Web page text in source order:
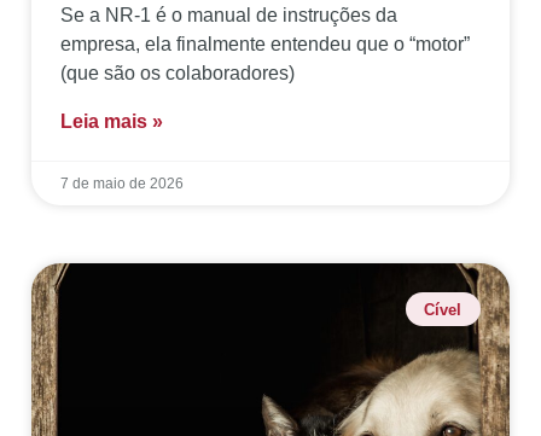
Se a NR-1 é o manual de instruções da
empresa, ela finalmente entendeu que o “motor”
(que são os colaboradores)
Leia mais »
7 de maio de 2026
Cível